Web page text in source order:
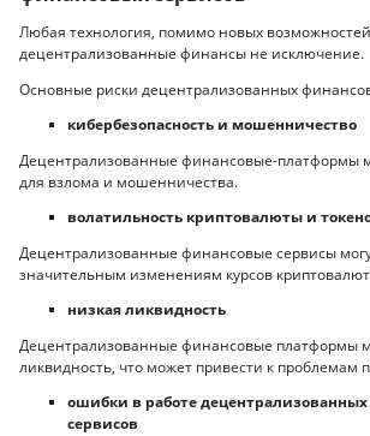
Любая технология, помимо новых
децентрализованные финансы не исключение.
Основные риски децентрализованных
кибербезопасность и мошенничество
Децентрализованные финансовые-платформы
для взлома и мошенничества.
волатильность криптовалюты и
Децентрализованные финансовые сервисы
значительным изменениям курсов
низкая ликвидность
Децентрализованные финансовые платформы
ликвидность, что может привести к проблемам
ошибки в работе
сервисов